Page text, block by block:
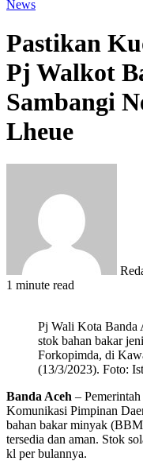
News
Pastikan
Pj Walkot
Sambangi
Lheue
1 minute read
Pj Wali Kota Banda
stok bahan bakar
Forkopimda, di
(13/3/2023). Foto: Ist
Banda Aceh –
Komunikasi Pimpinan
bahan bakar minyak
tersedia dan aman. Stok
kl per bulannya.